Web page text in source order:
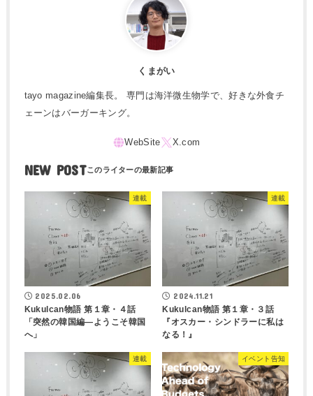
くまがい
tayo magazine編集長。 専門は海洋微生物学で、好きな外食チ
ェーンはバーガーキング。
NEW POST
連載
2025.02.06
Kukulcan物語 第１章・４話
「突然の韓国編―ようこそ韓国
へ」
連載
2024.11.21
Kukulcan物語 第１章・３話
『オスカー・シンドラーに私は
なる！』
連載 イベント告知